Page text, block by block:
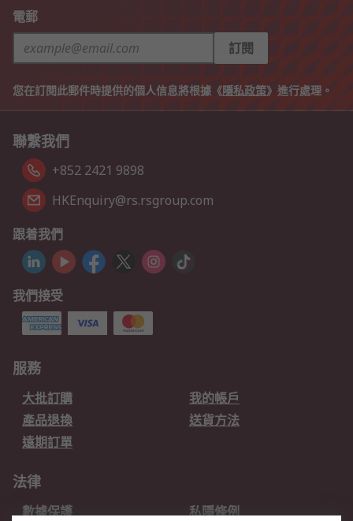
電郵
訂閱
您在訂閱此郵件時提供的個人信息將根據《隱私政策》進行處理。
聯繫我們
+852 2421 9898
HKEnquiry@rs.rsgroup.com
跟着我們
我們接受
服務
大批訂購
我的帳戶
產品退換
送貨方法
遠期訂單
法律
數據保護 私隱條例